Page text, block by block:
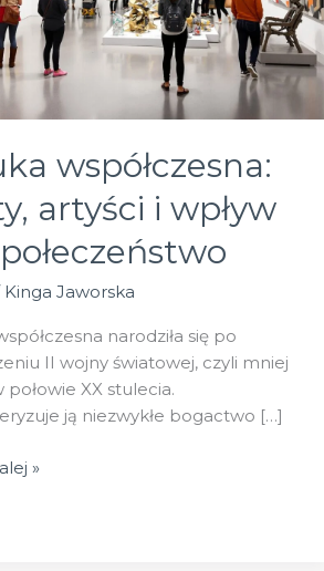
współczesna:
artyści i wpływ
Kinga Jaworska
narodziła się po
II wojny światowej, czyli mniej
połowie XX stulecia.
ją niezwykłe bogactwo […]
»